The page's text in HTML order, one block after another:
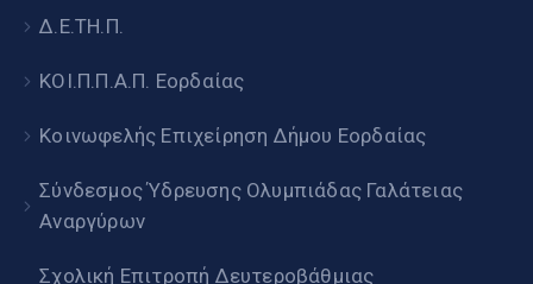
Δ.Ε.ΤΗ.Π.
ΚΟΙ.Π.Π.Α.Π. Εορδαίας
Κοινωφελής Επιχείρηση Δήμου Εορδαίας
Σύνδεσμος Ύδρευσης Ολυμπιάδας Γαλάτειας
Αναργύρων
Σχολική Επιτροπή Δευτεροβάθμιας